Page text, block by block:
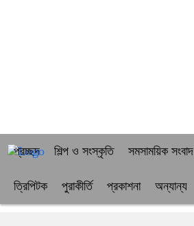
প্রচ্ছদ শিল্প ও সংস্কৃতি সমসাময়িক সংবাদ
ত্রিপিটক পুরাকীর্তি প্রকাশনা অন্যান্য